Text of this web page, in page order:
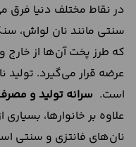
در نقاط مختلف دنیا فرق
سنتی مانند نان لواش،
که طرز پخت آن‌ها از خارج
عرضه قرار می‌گیرد. تولید
است. سرانه تولید و
نان‌های فانتزی و سنتی